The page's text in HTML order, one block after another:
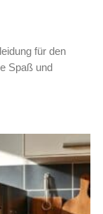
für den
Spaß und